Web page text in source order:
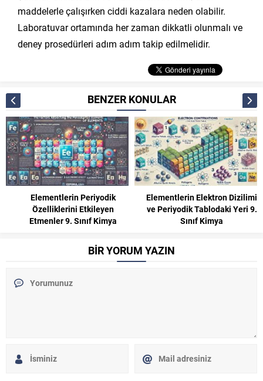
maddelerle çalışırken ciddi kazalara neden olabilir.
Laboratuvar ortamında her zaman dikkatli olunmalı ve
deney prosedürleri adım adım takip edilmelidir.
BENZER KONULAR
Elementlerin Periyodik
Özelliklerini Etkileyen
Etmenler 9. Sınıf Kimya
Elementlerin Elektron Dizilimi
ve Periyodik Tablodaki Yeri 9.
Sınıf Kimya
BİR YORUM YAZIN